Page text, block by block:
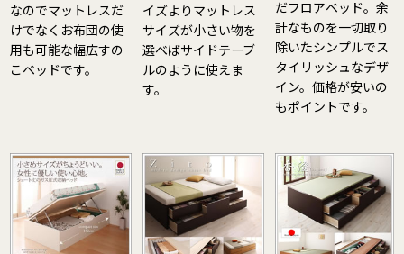
なのでマットレスだ
けでなくお布団の使
用も可能な幅広すの
こベッドです。
イズよりマットレス
サイズが小さい物を
選べばサイドテーブ
ルのように使えま
す。
だフロアベッド。余
計なものを一切取り
除いたシンプルでス
タイリッシュなデザ
イン。価格が安いの
もポイントです。